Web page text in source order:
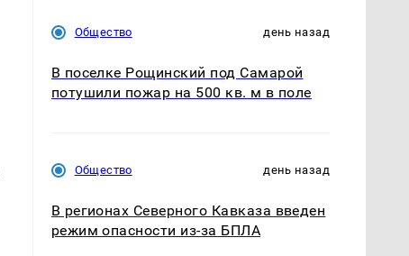
Общество день назад
В поселке Рощинский под Самарой
потушили пожар на 500 кв. м в поле
Общество день назад
В регионах Северного Кавказа введен
режим опасности из-за БПЛА